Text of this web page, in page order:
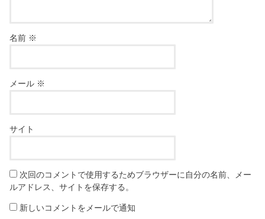
名前 ※
メール ※
サイト
次回のコメントで使用するためブラウザーに自分の名前、メー
ルアドレス、サイトを保存する。
新しいコメントをメールで通知